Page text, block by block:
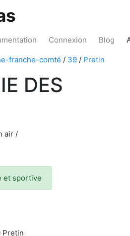
Connexion Blog
franche-comté / 39 / Pretin
DES
air /
et sportive
Pretin